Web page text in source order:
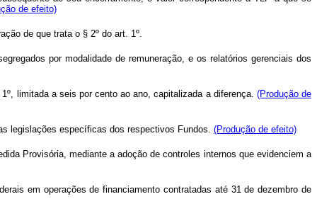
de efeito)
de que trata o § 2º do art. 1º.
por modalidade de remuneração, e os relatórios gerenciais dos
limitada a seis por cento ao ano, capitalizada a diferença. (Produção de
legislações específicas dos respectivos Fundos. (Produção de efeito)
Provisória, mediante a adoção de controles internos que evidenciem a
em operações de financiamento contratadas até 31 de dezembro de